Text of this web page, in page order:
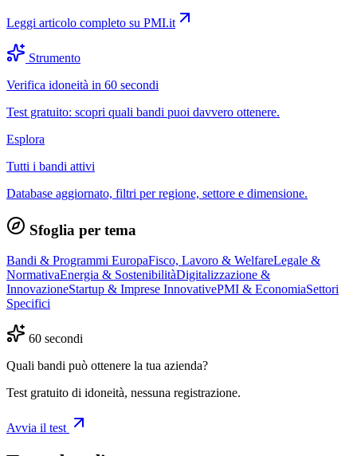
Leggi articolo completo su PMI.it
Strumento
Verifica idoneità in 60 secondi
Test gratuito: scopri quali bandi puoi davvero ottenere.
Esplora
Tutti i bandi attivi
Database aggiornato, filtri per regione, settore e dimensione.
Sfoglia per tema
Bandi & Programmi EuropaFisco, Lavoro & WelfareLegale &
NormativaEnergia & SostenibilitàDigitalizzazione &
InnovazioneStartup & Imprese InnovativePMI & EconomiaSettori
Specifici
60 secondi
Quali bandi può ottenere la tua azienda?
Test gratuito di idoneità, nessuna registrazione.
Avvia il test